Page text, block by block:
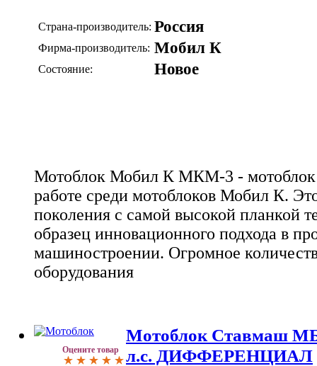
Страна-производитель: Россия
Фирма-производитель: Мобил К
Состояние: Новое
Мотоблок Мобил К МКМ-3 - мотоблок
работе среди мотоблоков Мобил К.
поколения с самой высокой планкой
образец инновационного подхода в
машиностроении. Огромное
оборудования
Оцените товар
Мотоблок Ставмаш
л.с. ДИФФЕРЕНЦИАЛ